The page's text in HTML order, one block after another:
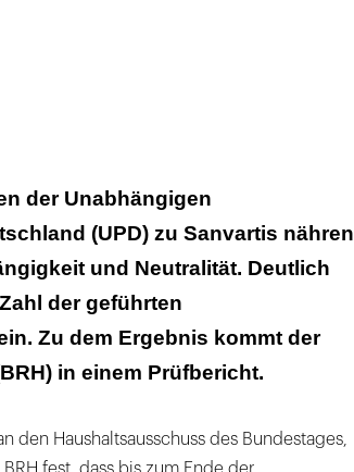
der Unabhängigen
(UPD) zu Sanvartis nähren
und Neutralität. Deutlich
der geführten
Zu dem Ergebnis kommt der
in einem Prüfbericht.
den Haushaltsausschuss des Bundestages,
fest, dass bis zum Ende der